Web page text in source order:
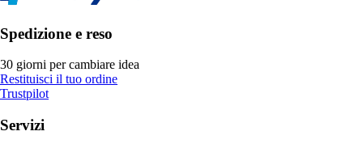
Spedizione e reso
30 giorni per cambiare idea
Restituisci il tuo ordine
Trustpilot
Servizi